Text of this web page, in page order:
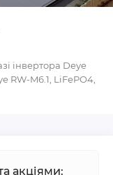
інвертора Deye
RW-M6.1, LiFePO4,
акціями: